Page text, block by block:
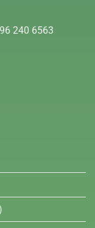
240 6563